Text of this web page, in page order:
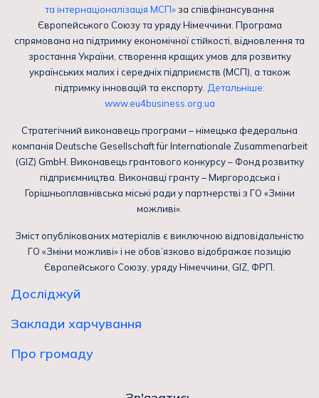
та інтернаціоналізація МСП»за співфінансування
Європейського Союзу та уряду Німеччини. Програма
спрямована на підтримку економічної стійкості, відновлення та
зростання України, створення кращих умов для розвитку
українських малих і середніх підприємств (МСП), а також
підтримку інновацій та експорту. Детальніше:
www.eu4business.org.ua
Стратегічний виконавець програми – німецька федеральна
компанія Deutsche Gesellschaft für Internationale Zusammenarbeit
(GIZ) GmbH. Виконавець грантового конкурсу – Фонд розвитку
підприємництва. Виконавці гранту – Миргородська і
Горішньоплавнівська міські ради у партнерстві з ГО «Зміни
можливі».
Зміст опублікованих матеріалів є виключною відповідальністю
ГО «Зміни можливі» і не обов’язково відображає позицію
Європейського Союзу, уряду Німеччини, GIZ, ФРП.
Досліджуй
Заклади харчування
Про громаду